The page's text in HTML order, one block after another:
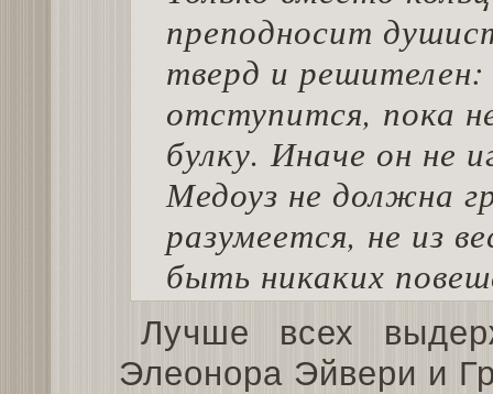
преподносит
тверд и решителен:
отступится, пока
булку. Иначе он не
Медоуз не должна
разумеется, не из
быть никаких
Лучше всех
Элеонора Эйвери и